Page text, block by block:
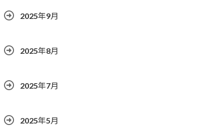
2025年9月
2025年8月
2025年7月
2025年5月